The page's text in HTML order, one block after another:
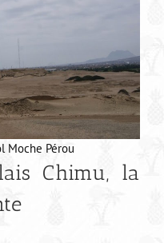
Moche Pérou
Chimu, la